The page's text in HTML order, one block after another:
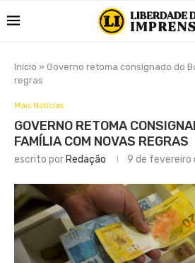
Início » Governo retoma consignado do
regras
Mais Notícias
GOVERNO RETOMA
FAMÍLIA COM NOVAS REGRAS
escrito por Redação 9 de fevereiro